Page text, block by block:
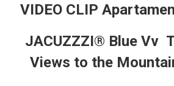
VIDEO CLIP
JACUZZZI® Blue Vv
Views to the